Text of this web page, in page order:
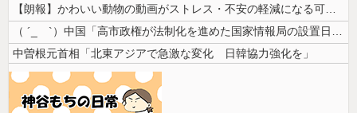
【朗報】かわいい動物の動画がストレス・不安の軽減になる可能性。英大学の...
（ ´_ゝ`）中国「高市政権が法制化を進めた国家情報局の設置日が7月3...
中曽根元首相「北東アジアで急激な変化 日韓協力強化を」